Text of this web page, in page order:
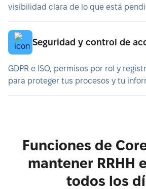
visibilidad clara de lo que está
Seguridad y control de
GDPR e ISO, permisos por rol y
para proteger tus procesos y tu
Funciones de
mantener RRHH
todos los